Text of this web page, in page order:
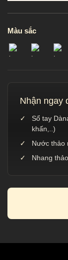
Màu sắc
Nhận ngay
Sổ tay
khấn,..)
Nước thảo
Nhang